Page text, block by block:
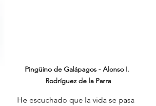
Pingüino de Galápagos - Alonso I.
Rodríguez de la Parra
He escuchado que la vida se pasa